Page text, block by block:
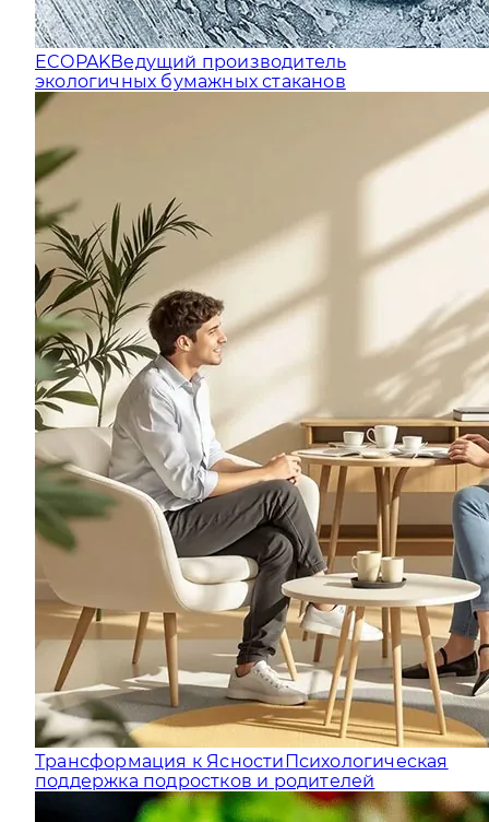
ECOPAKВедущий производитель
экологичных бумажных стаканов
Трансформация к ЯсностиПсихологическая
поддержка подростков и родителей